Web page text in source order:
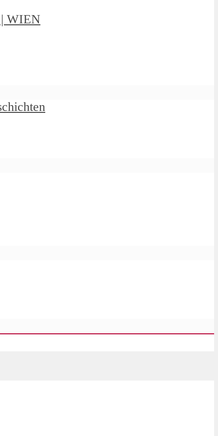
WIEN